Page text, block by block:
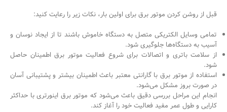
قبل از روشن کردن موتور برق برای اولین بار، نکات زیر را رعایت کنید:
تمامی وسایل الکتریکی متصل به دستگاه خاموش باشند تا از ایجاد نوسان و
آسیب به دستگاه‌ها جلوگیری شود.
از سلامت باتری و اتصالات برای شروع فعالیت موتور برق اطمینان حاصل
شود.
استفاده از موتور برق با گارانتی معتبر باعث اطمینان بیشتر و پشتیبانی آسان
در صورت بروز مشکل می‌شود.
انجام این مراحل بررسی دقیق باعث می‌شود که موتور برق اینورتری با حداکثر
کارایی و طول عمر مفید فعالیت خود را آغاز کند.